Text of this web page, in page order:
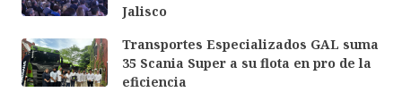
Jalisco
Transportes Especializados GAL suma
35 Scania Super a su flota en pro de la
eficiencia